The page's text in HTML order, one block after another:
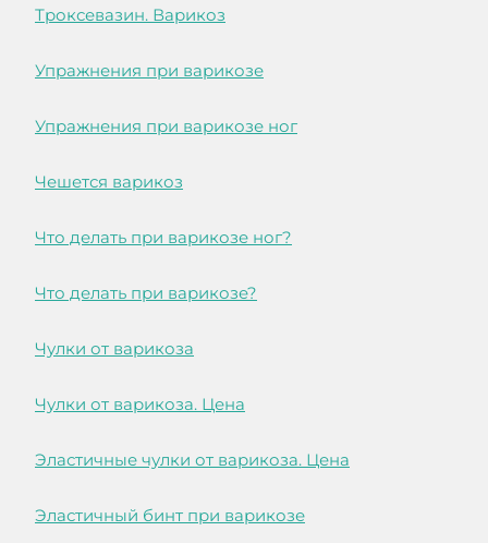
Троксевазин. Варикоз
Упражнения при варикозе
Упражнения при варикозе ног
Чешется варикоз
Что делать при варикозе ног?
Что делать при варикозе?
Чулки от варикоза
Чулки от варикоза. Цена
Эластичные чулки от варикоза. Цена
Эластичный бинт при варикозе